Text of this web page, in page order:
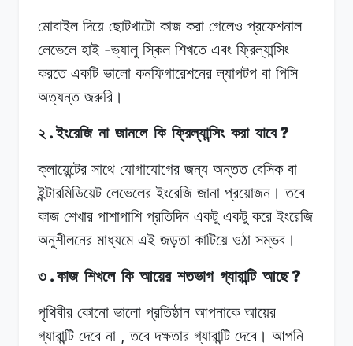
মোবাইল দিয়ে ছোটখাটো কাজ করা গেলেও প্রফেশনাল
লেভেলে হাই-ভ্যালু স্কিল শিখতে এবং ফ্রিল্যান্সিং
করতে একটি ভালো কনফিগারেশনের ল্যাপটপ বা পিসি
অত্যন্ত জরুরি।
২ .ইংরেজি না জানলে কি ফ্রিল্যান্সিং করা যাবে?
ক্লায়েন্টের সাথে যোগাযোগের জন্য অন্তত বেসিক বা
ইন্টারমিডিয়েট লেভেলের ইংরেজি জানা প্রয়োজন। তবে
কাজ শেখার পাশাপাশি প্রতিদিন একটু একটু করে ইংরেজি
অনুশীলনের মাধ্যমে এই জড়তা কাটিয়ে ওঠা সম্ভব।
৩ .কাজ শিখলে কি আয়ের শতভাগ গ্যারান্টি আছে?
পৃথিবীর কোনো ভালো প্রতিষ্ঠান আপনাকে আয়ের
গ্যারান্টি দেবে না ,তবে দক্ষতার গ্যারান্টি দেবে। আপনি